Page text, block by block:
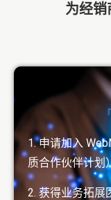
为经
1. 申请加入
质合作伙伴计划
2. 获得业务拓展